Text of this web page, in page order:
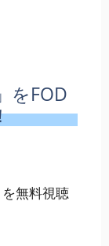
をFOD
無料視聴